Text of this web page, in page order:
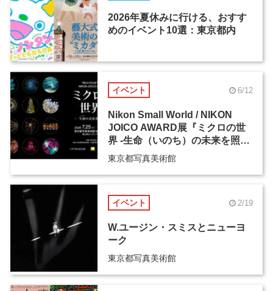
2026年夏休みに行ける、おすす
めのイベント10選：東京都内
イベント 6/12
Nikon Small World / NIKON
JOICO AWARD展『ミクロの世
界 -生命（いのち）の未来を照ら
す-』
東京都写真美術館
イベント 2/19
W.ユージン・スミスとニューヨ
ーク
東京都写真美術館